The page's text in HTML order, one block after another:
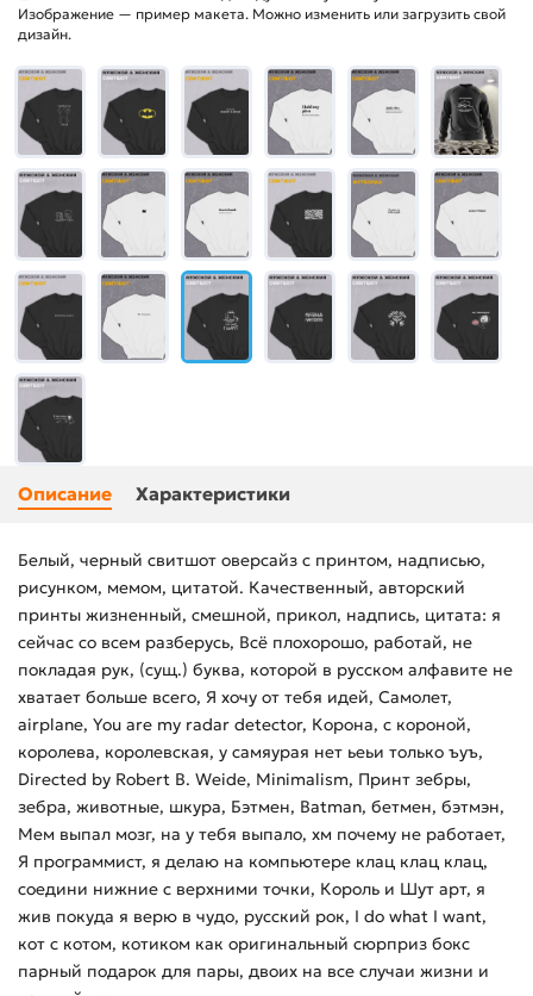
Изображение — пример макета. Можно изменить или загрузить свой
дизайн.
Описание Характеристики
Белый, черный свитшот оверсайз с принтом, надписью,
рисунком, мемом, цитатой. Качественный, авторский
принты жизненный, смешной, прикол, надпись, цитата: я
сейчас со всем разберусь, Всё плохорошо, работай, не
покладая рук, (сущ.) буква, которой в русском алфавите не
хватает больше всего, Я хочу от тебя идей, Самолет,
airplane, You are my radar detector, Корона, с короной,
королева, королевская, у самяурая нет ьеьи только ъуъ,
Directed by Robert B. Weide, Minimalism, Принт зебры,
зебра, животные, шкура, Бэтмен, Batman, бетмен, бэтмэн,
Мем выпал мозг, на у тебя выпало, хм почему не работает,
Я программист, я делаю на компьютере клац клац клац,
соедини нижние с верхними точки, Король и Шут арт, я
жив покуда я верю в чудо, русский рок, I do what I want,
кот с котом, котиком как оригинальный сюрприз бокс
парный подарок для пары, двоих на все случаи жизни и